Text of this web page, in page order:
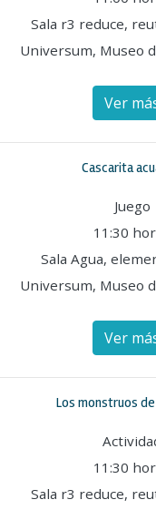
Sala r3 reduce,
Universum, Museo
Ver
Cascarita
Juego
11:30
Sala Agua,
Universum, Museo
Ver
Los monstruos
11:30
Sala r3 reduce,